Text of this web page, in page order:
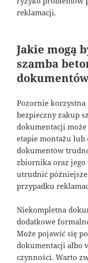
reklamacji.
Jakie mogą
szamba
Pozornie korzystna
bezpieczny zakup
dokumentacji
etapie montażu
dokumentów
zbiornika oraz jego
utrudnić
przypadku
Niekompletna
dodatkowe
Może pojawić się
dokumentacji albo
czynności. Warto